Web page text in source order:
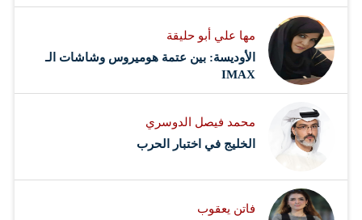
مها علي أبو حليقة
الأوديسة: بين عتمة هوميروس وشاشات الـ
IMAX
محمد فيصل الدوسري ​
‏الخليج في اختبار الحرب
فاتن يعقوب